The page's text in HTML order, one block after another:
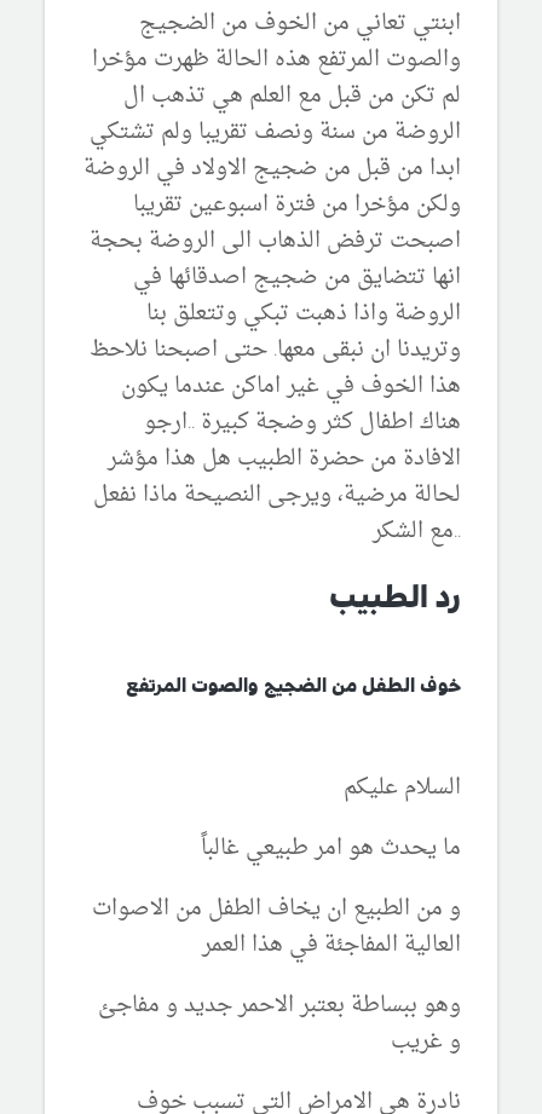
ابنتي تعاني من الخوف من الضجيج
والصوت المرتفع هذه الحالة ظهرت مؤخرا
لم تكن من قبل مع العلم هي تذهب ال
الروضة من سنة ونصف تقريبا ولم تشتكي
ابدا من قبل من ضجيج الاولاد في الروضة
ولكن مؤخرا من فترة اسبوعين تقريبا
اصبحت ترفض الذهاب الى الروضة بحجة
انها تتضايق من ضجيج اصدقائها في
الروضة واذا ذهبت تبكي وتتعلق بنا
وتريدنا ان نبقى معها. حتى اصبحنا نلاحظ
هذا الخوف في غير اماكن عندما يكون
هناك اطفال كثر وضجة كبيرة ..ارجو
الافادة من حضرة الطبيب هل هذا مؤشر
لحالة مرضية، ويرجى النصيحة ماذا نفعل
..مع الشكر
رد الطبيب
خوف الطفل من الضجيج والصوت المرتفع
السلام عليكم
ما يحدث هو امر طبيعي غالباً
و من الطبيع ان يخاف الطفل من الاصوات
العالية المفاجئة في هذا العمر
وهو ببساطة بعتبر الاحمر جديد و مفاجئ
و غريب
نادرة هي الامراض التي تسبب خوف